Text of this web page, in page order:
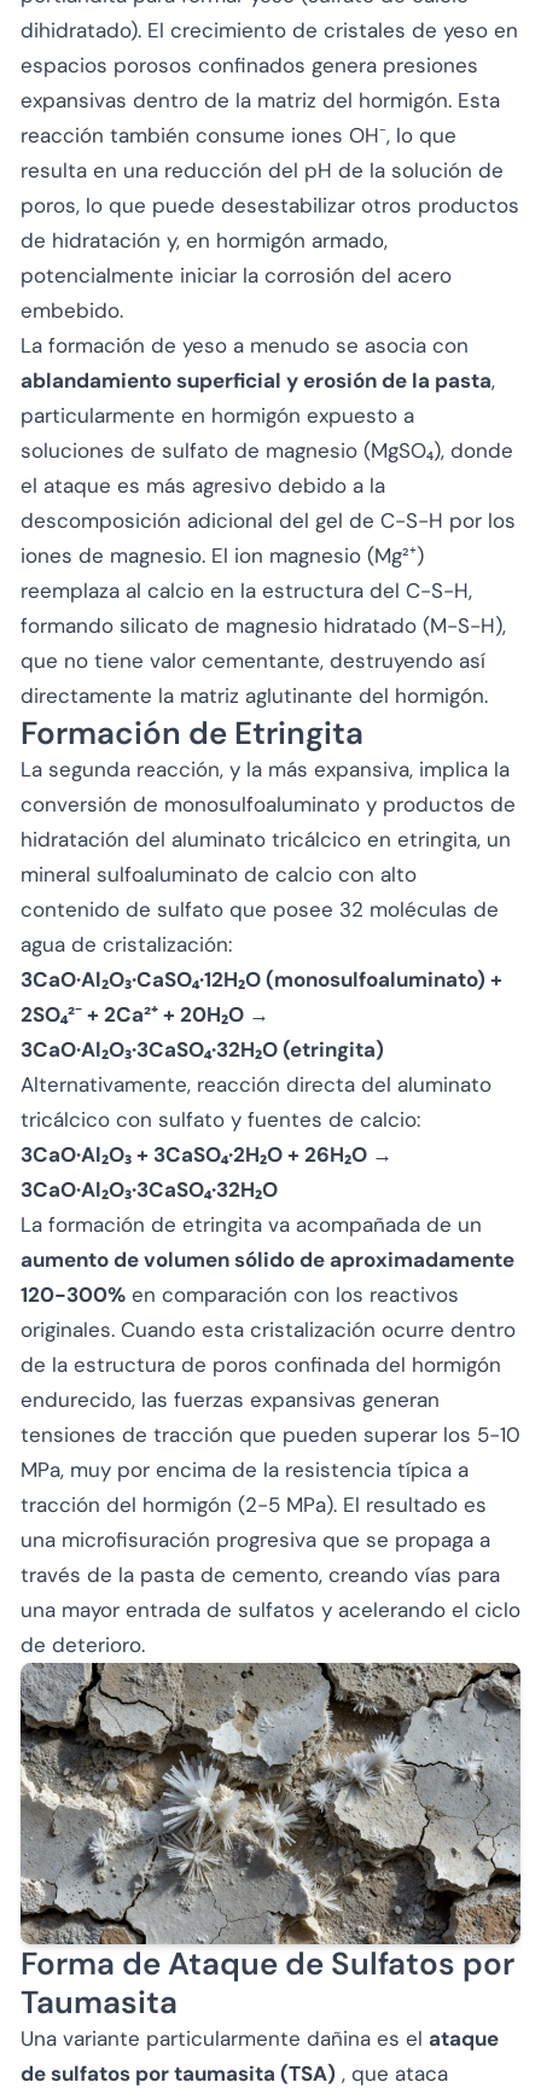
dihidratado). El crecimiento de cristales de yeso en
espacios porosos confinados genera presiones
expansivas dentro de la matriz del hormigón. Esta
reacción también consume iones OH⁻, lo que
resulta en una reducción del pH de la solución de
poros, lo que puede desestabilizar otros productos
de hidratación y, en hormigón armado,
potencialmente iniciar la corrosión del acero
embebido.
La formación de yeso a menudo se asocia con
ablandamiento superficial y erosión de la pasta,
particularmente en hormigón expuesto a
soluciones de sulfato de magnesio (MgSO₄), donde
el ataque es más agresivo debido a la
descomposición adicional del gel de C-S-H por los
iones de magnesio. El ion magnesio (Mg²⁺)
reemplaza al calcio en la estructura del C-S-H,
formando silicato de magnesio hidratado (M-S-H),
que no tiene valor cementante, destruyendo así
directamente la matriz aglutinante del hormigón.
Formación de Etringita
La segunda reacción, y la más expansiva, implica la
conversión de monosulfoaluminato y productos de
hidratación del aluminato tricálcico en etringita, un
mineral sulfoaluminato de calcio con alto
contenido de sulfato que posee 32 moléculas de
agua de cristalización:
3CaO·Al₂O₃·CaSO₄·12H₂O (monosulfoaluminato) +
2SO₄²⁻ + 2Ca²⁺ + 20H₂O →
3CaO·Al₂O₃·3CaSO₄·32H₂O (etringita)
Alternativamente, reacción directa del aluminato
tricálcico con sulfato y fuentes de calcio:
3CaO·Al₂O₃ + 3CaSO₄·2H₂O + 26H₂O →
3CaO·Al₂O₃·3CaSO₄·32H₂O
La formación de etringita va acompañada de un
aumento de volumen sólido de aproximadamente
120-300% en comparación con los reactivos
originales. Cuando esta cristalización ocurre dentro
de la estructura de poros confinada del hormigón
endurecido, las fuerzas expansivas generan
tensiones de tracción que pueden superar los 5-10
MPa, muy por encima de la resistencia típica a
tracción del hormigón (2-5 MPa). El resultado es
una microfisuración progresiva que se propaga a
través de la pasta de cemento, creando vías para
una mayor entrada de sulfatos y acelerando el ciclo
de deterioro.
Forma de Ataque de Sulfatos por
Taumasita
Una variante particularmente dañina es el ataque
de sulfatos por taumasita (TSA) , que ataca